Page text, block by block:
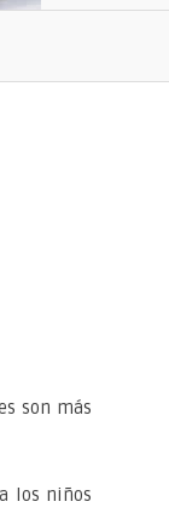
son más
los niños